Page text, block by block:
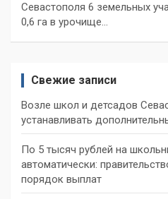
Севастополя 6 земельных
0,6 га в урочище…
Свежие записи
Возле школ и детсадов
устанавливать
По 5 тысяч рублей на
автоматически:
порядок выплат